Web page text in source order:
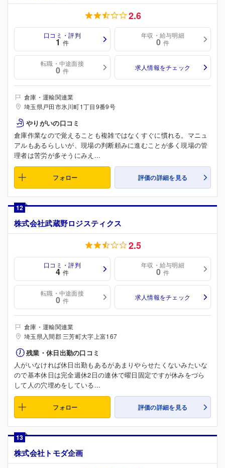
2.6
口コミ・評判
1 件
年収・給与明細
0 件
転職・中途面接
0 件 求人情報をチェック
倉庫・運輸関連業
埼玉県戸田市氷川町1丁目9番9号
やりがいの口コミ
倉庫作業なので覚えることも複雑ではなくすぐに慣れる。マニュ
アルもあるらしいが、現場の判断頼みに進むことが多く現場の管
理者は苦労が多そうにみえ...
フォロー 評価の詳細を見る
12
株式会社武蔵野ロジスティクス
2.5
口コミ・評判
4 件
年収・給与明細
0 件
転職・中途面接
0 件 求人情報をチェック
倉庫・運輸関連業
埼玉県入間郡 三芳町大字上富167
残業・休日出勤の口コミ
人がいなければ休日出勤もあるがあまりやらせたくないみたいな
ので基本休日は完全週休2日の連休で曜日固定ですが休みをづら
して人の穴埋めをしている...
フォロー 評価の詳細を見る
13
株式会社トモダ企画